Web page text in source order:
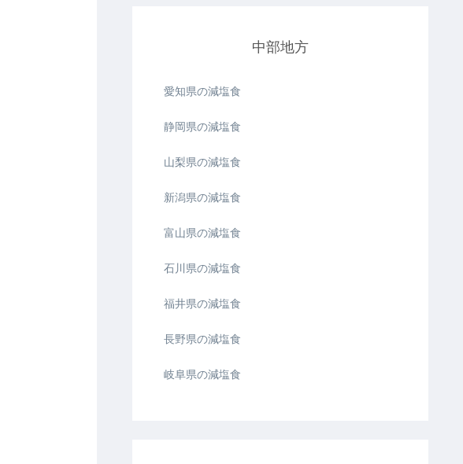
中部地方
愛知県の減塩食
静岡県の減塩食
山梨県の減塩食
新潟県の減塩食
富山県の減塩食
石川県の減塩食
福井県の減塩食
長野県の減塩食
岐阜県の減塩食